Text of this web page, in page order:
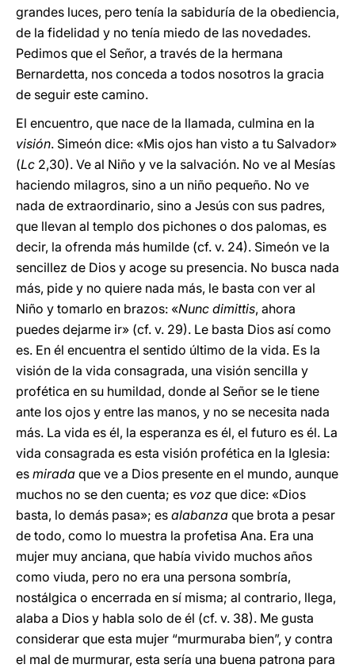
grandes luces, pero tenía la sabiduría de la obediencia,
de la fidelidad y no tenía miedo de las novedades.
Pedimos que el Señor, a través de la hermana
Bernardetta, nos conceda a todos nosotros la gracia
de seguir este camino.
El encuentro, que nace de la llamada, culmina en la
visión. Simeón dice: «Mis ojos han visto a tu Salvador»
(Lc 2,30). Ve al Niño y ve la salvación. No ve al Mesías
haciendo milagros, sino a un niño pequeño. No ve
nada de extraordinario, sino a Jesús con sus padres,
que llevan al templo dos pichones o dos palomas, es
decir, la ofrenda más humilde (cf. v. 24). Simeón ve la
sencillez de Dios y acoge su presencia. No busca nada
más, pide y no quiere nada más, le basta con ver al
Niño y tomarlo en brazos: «Nunc dimittis, ahora
puedes dejarme ir» (cf. v. 29). Le basta Dios así como
es. En él encuentra el sentido último de la vida. Es la
visión de la vida consagrada, una visión sencilla y
profética en su humildad, donde al Señor se le tiene
ante los ojos y entre las manos, y no se necesita nada
más. La vida es él, la esperanza es él, el futuro es él. La
vida consagrada es esta visión profética en la Iglesia:
es mirada que ve a Dios presente en el mundo, aunque
muchos no se den cuenta; es voz que dice: «Dios
basta, lo demás pasa»; es alabanza que brota a pesar
de todo, como lo muestra la profetisa Ana. Era una
mujer muy anciana, que había vivido muchos años
como viuda, pero no era una persona sombría,
nostálgica o encerrada en sí misma; al contrario, llega,
alaba a Dios y habla solo de él (cf. v. 38). Me gusta
considerar que esta mujer “murmuraba bien”, y contra
el mal de murmurar, esta sería una buena patrona para